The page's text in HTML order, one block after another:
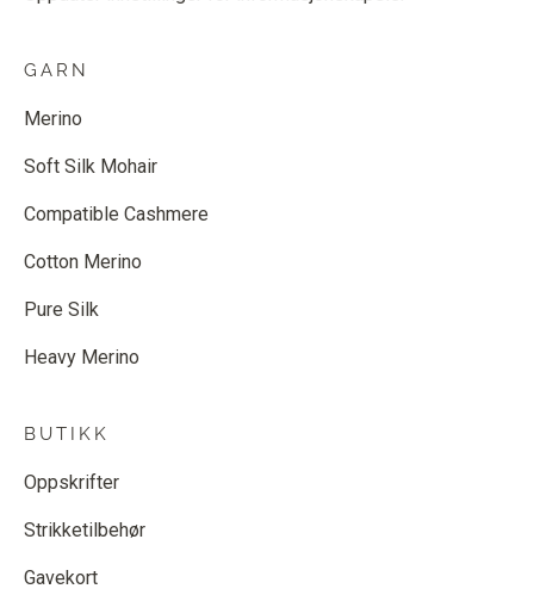
GARN
Merino
Soft Silk Mohair
Compatible Cashmere
Cotton Merino
Pure Silk
Heavy Merino
BUTIKK
Oppskrifter
Strikketilbehør
Gavekort